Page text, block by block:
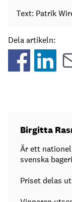
Text: Patrik
Dela artikeln:
Birgitta
Är ett
svenska
Priset delas